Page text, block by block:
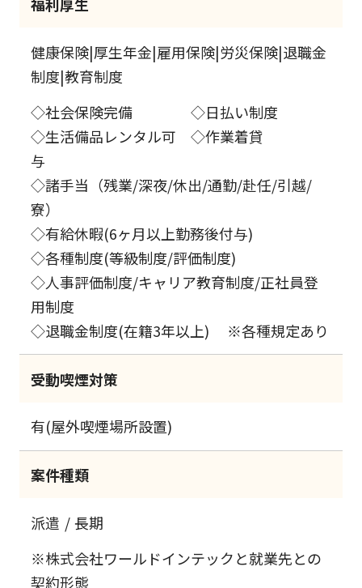
健康保険|厚生年金|雇用保険|労災保険|退職金
制度|教育制度
◇社会保険完備 ◇日払い制度
◇生活備品レンタル可 ◇作業着貸
与
◇諸手当（残業/深夜/休出/通勤/赴任/引越/
寮）
◇有給休暇(6ヶ月以上勤務後付与)
◇各種制度(等級制度/評価制度)
◇人事評価制度/キャリア教育制度/正社員登
用制度
◇退職金制度(在籍3年以上) ※各種規定あり
受動喫煙対策
有(屋外喫煙場所設置)
案件種類
派遣
長期
※株式会社ワールドインテックと就業先との
契約形態